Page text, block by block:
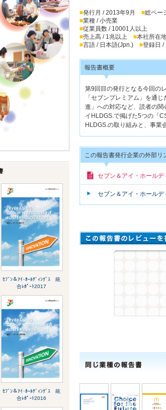
ｾﾌﾞﾝ＆ｱｲ･ﾎｰﾙﾃﾞｨﾝｸﾞｽ 統
合ﾚﾎﾟｰﾄ2017
ｾﾌﾞﾝ＆ｱｲ･ﾎｰﾙﾃﾞｨﾝｸﾞｽ 統
合ﾚﾎﾟｰﾄ2016
■発行月 / 2013年9月 ■総ペー
■業種 / 小売業
■従業員数 / 10001人以上
■売上高 / 1兆以上 ■本社所在
■言語 / 日本語(Jpn.) ■登録日 /
報告書概要
第9回目の発行となる今回の
「セブンプレミアム」を通
進」への対応など、読者の
イHLDGS.で掲げた5つの「
HLDGS.の取り組みと、事業
この報告書発行企業の外部リ
セブン＆アイ・ホール
セブン＆アイ・ホール